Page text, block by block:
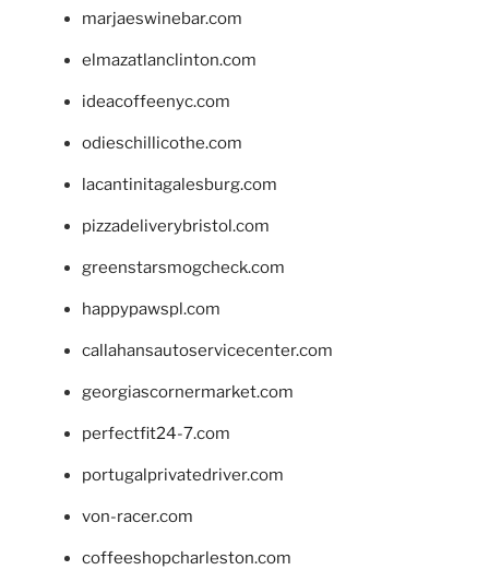
marjaeswinebar.com
elmazatlanclinton.com
ideacoffeenyc.com
odieschillicothe.com
lacantinitagalesburg.com
pizzadeliverybristol.com
greenstarsmogcheck.com
happypawspl.com
callahansautoservicecenter.com
georgiascornermarket.com
perfectfit24-7.com
portugalprivatedriver.com
von-racer.com
coffeeshopcharleston.com